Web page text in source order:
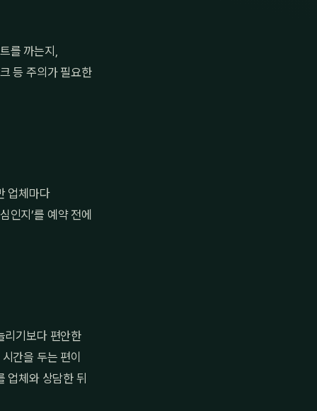
를 까는지,
등 주의가 필요한
업체마다
인지’를 예약 전에
리기보다 편안한
간을 두는 편이
업체와 상담한 뒤